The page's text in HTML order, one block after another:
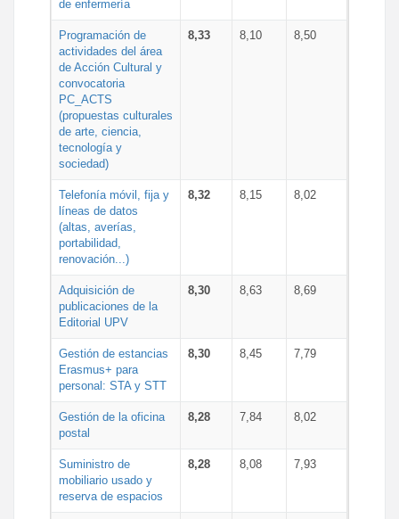
de enfermería
Programación de
actividades del área
de Acción Cultural y
convocatoria
PC_ACTS
(propuestas culturales
de arte, ciencia,
tecnología y
sociedad)
8,33 8,10 8,50
Telefonía móvil, fija y
líneas de datos
(altas, averías,
portabilidad,
renovación...)
8,32 8,15 8,02
Adquisición de
publicaciones de la
Editorial UPV
8,30 8,63 8,69
Gestión de estancias
Erasmus+ para
personal: STA y STT
8,30 8,45 7,79
Gestión de la oficina
postal
8,28 7,84 8,02
Suministro de
mobiliario usado y
reserva de espacios
8,28 8,08 7,93